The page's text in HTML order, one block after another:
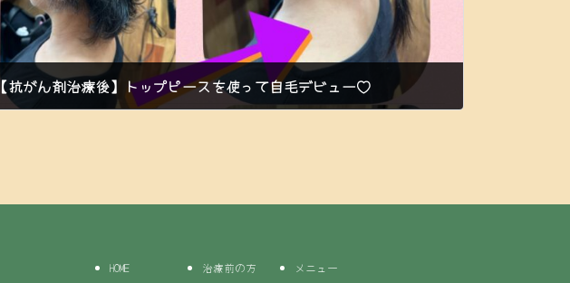
【抗がん剤治療後】トップピースを使って自毛デビュー♡
HOME 治療前の方 メニュー